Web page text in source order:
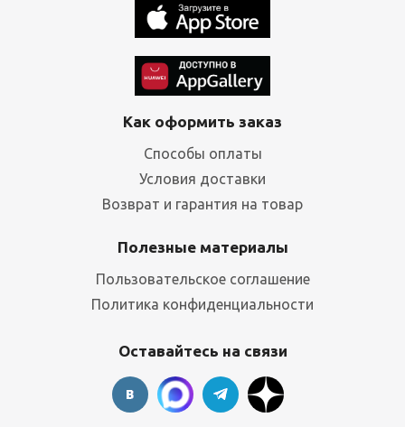
Как оформить заказ
Способы оплаты
Условия доставки
Возврат и гарантия на товар
Полезные материалы
Пользовательское соглашение
Политика конфиденциальности
Оставайтесь на связи